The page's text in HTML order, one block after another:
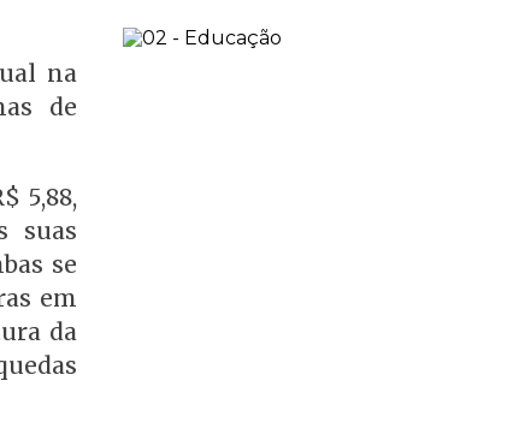
na
de
5,88,
suas
se
em
da